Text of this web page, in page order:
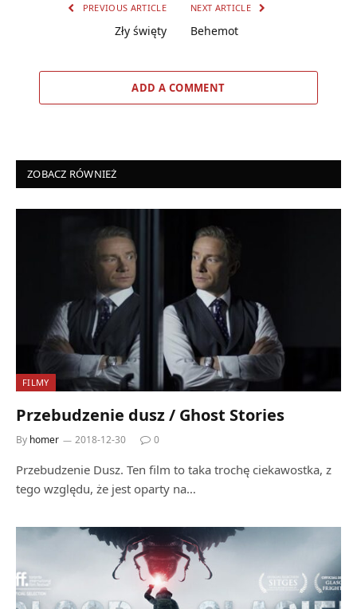
PREVIOUS ARTICLE
Zły święty
NEXT ARTICLE
Behemot
ADD A COMMENT
ZOBACZ RÓWNIEŻ
FILMY
Przebudzenie dusz / Ghost Stories
By homer 2018-12-30 0
Przebudzenie Dusz. Ten film to taka trochę ciekawostka, z
tego względu, że jest oparty na…